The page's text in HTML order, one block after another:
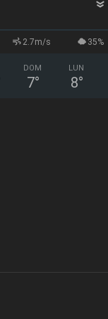
2.7m/s 35%
DOM
7°
LUN
8°